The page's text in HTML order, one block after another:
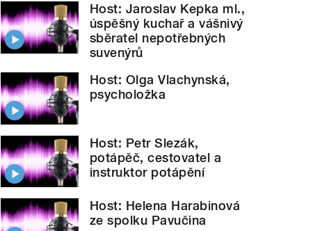
Host: Jaroslav Kepka ml.,
úspěšný kuchař a vášnivý
sběratel nepotřebných
suvenýrů
Host: Olga Vlachynská,
psycholožka
Host: Petr Slezák,
potápěč, cestovatel a
instruktor potápění
Host: Helena Harabinová
ze spolku Pavučina